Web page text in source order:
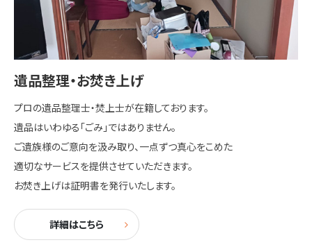
遺品整理・お焚き上げ
プロの遺品整理士・焚上士が在籍しております。
遺品はいわゆる「ごみ」ではありません。
ご遺族様のご意向を汲み取り、一点ずつ真心をこめた
適切なサービスを提供させていただきます。
お焚き上げは証明書を発行いたします。
詳細はこちら